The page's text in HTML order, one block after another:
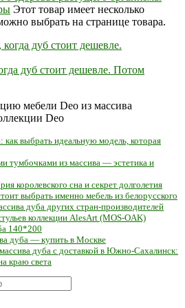
Этот товар имеет несколько
выбрать на странице товара.
дуб стоит дешевле. Потом
Deo
как выбрать идеальную модель, которая
тумбочками из массива — эстетика и
королевского сна и секрет долголетия
выбрать именно мебель из белорусского
дуба других стран-производителей
коллекции AlesArt (MOS-OAK)
140*200
дуба — купить в Москве
дуба с доставкой в Южно-Сахалинск:
краю света